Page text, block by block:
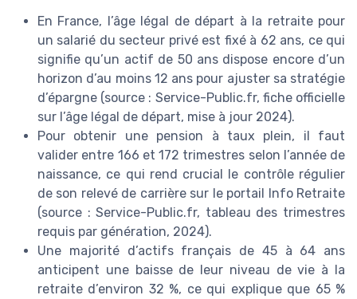
En France, l’âge légal de départ à la retraite pour
un salarié du secteur privé est fixé à 62 ans, ce qui
signifie qu’un actif de 50 ans dispose encore d’un
horizon d’au moins 12 ans pour ajuster sa stratégie
d’épargne (source : Service-Public.fr, fiche officielle
sur l’âge légal de départ, mise à jour 2024).
Pour obtenir une pension à taux plein, il faut
valider entre 166 et 172 trimestres selon l’année de
naissance, ce qui rend crucial le contrôle régulier
de son relevé de carrière sur le portail Info Retraite
(source : Service-Public.fr, tableau des trimestres
requis par génération, 2024).
Une majorité d’actifs français de 45 à 64 ans
anticipent une baisse de leur niveau de vie à la
retraite d’environ 32 %, ce qui explique que 65 %